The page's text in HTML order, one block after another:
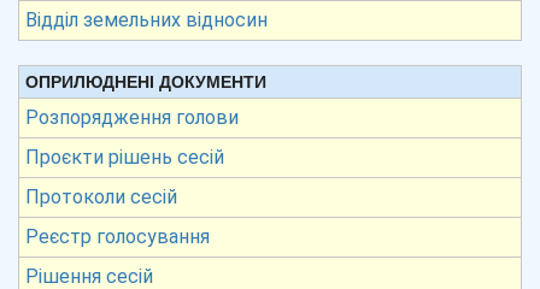
Відділ земельних відносин
ОПРИЛЮДНЕНІ ДОКУМЕНТИ
Розпорядження голови
Проєкти рішень сесій
Протоколи сесій
Реєстр голосування
Рішення сесій